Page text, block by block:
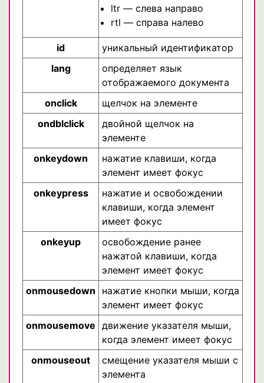
ltr — слева направо
rtl — справа налево
id
уникальный идентификатор
lang
определяет язык
отображаемого документа
onclick
щелчок на элементе
ondblclick
двойной щелчок на
элементе
onkeydown
нажатие клавиши, когда
элемент имеет фокус
onkeypress
нажатие и освобождении
клавиши, когда элемент
имеет фокус
onkeyup
освобождение ранее
нажатой клавиши, когда
элемент имеет фокус
onmousedown
нажатие кнопки мыши, когда
элемент имеет фокус
onmousemove движение указателя мыши,
когда элемент имеет фокус
onmouseout
смещение указателя мыши с
элемента